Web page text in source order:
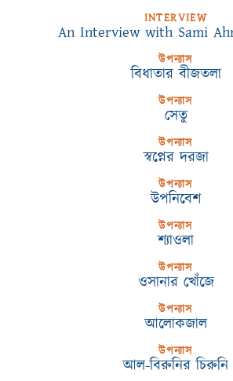
INTERVIEW
An Interview with Sami
উপন্যাস
বিধাতার বীজতলা
উপন্যাস
সেতু
উপন্যাস
স্বপ্নের দরজা
উপন্যাস
উপনিবেশ
উপন্যাস
শ্যাওলা
উপন্যাস
ওসানার খোঁজে
উপন্যাস
আলোকজাল
উপন্যাস
আল-বিরুনির চিরুনি